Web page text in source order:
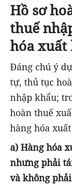
Hồ sơ
thuế
hóa xuất
Đáng chú ý
tự, thủ tục
nhập khẩu;
hoàn thuế
hàng hóa
a) Hàng hóa
nhưng phải
và không